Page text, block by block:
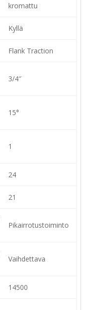
kromattu
Kyllä
Flank Traction
3/4″
15°
1
24
21
Pikairrotustoiminto
Vaihdettava
14500